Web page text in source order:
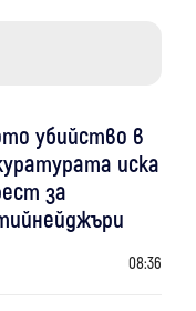
убийство в
иска
за
08:36